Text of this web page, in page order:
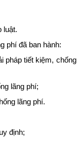
luật.
phí đã ban hành:
pháp tiết kiệm, chống
lãng phí;
lãng phí.
định;